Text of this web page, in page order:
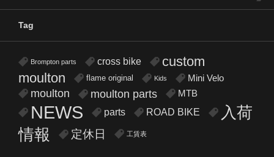
Tag
Brompton parts cross bike
custom
moulton
flame original Kids Mini Velo
moulton moulton parts MTB
NEWS parts ROAD BIKE
入荷
情報
定休日 工賃表